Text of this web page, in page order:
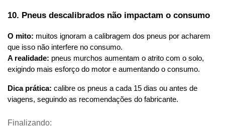
10. Pneus descalibrados não impactam o consumo
O mito: muitos ignoram a calibragem dos pneus por acharem
que isso não interfere no consumo.
A realidade: pneus murchos aumentam o atrito com o solo,
exigindo mais esforço do motor e aumentando o consumo.
Dica prática: calibre os pneus a cada 15 dias ou antes de
viagens, seguindo as recomendações do fabricante.
Finalizando: